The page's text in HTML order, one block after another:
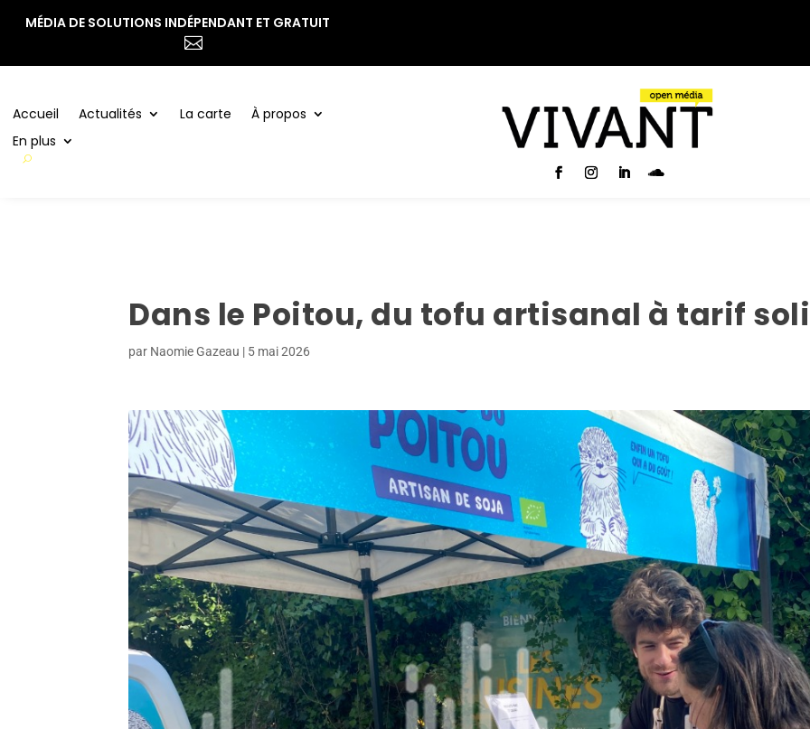
MÉDIA DE SOLUTIONS INDÉPENDANT ET GRATUIT

Accueil Actualités La carte
À propos
En plus
Accueil Actualités La carte
À propos
Dans le Poitou, du tofu artisanal à tarif
par Naomie Gazeau | 5 mai 2026